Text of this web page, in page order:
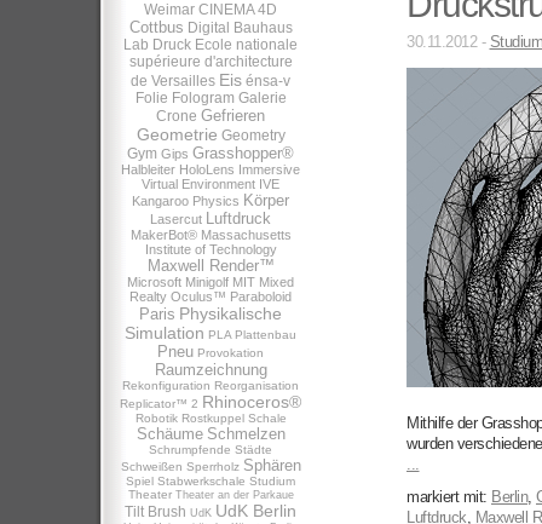
Weimar CINEMA 4D
Cottbus Digital Bauhaus
Lab Druck Ecole nationale
supérieure d'architecture
de Versailles Eis énsa-v
Folie Fologram Galerie
Crone Gefrieren
Geometrie Geometry
Gym Gips Grasshopper®
Halbleiter HoloLens Immersive
Virtual Environment IVE
Kangaroo Physics Körper
Lasercut Luftdruck
MakerBot® Massachusetts
Institute of Technology
Maxwell Render™
Microsoft Minigolf MIT Mixed
Realty Oculus™ Paraboloid
Paris Physikalische
Simulation PLA Plattenbau
Pneu Provokation
Raumzeichnung
Rekonfiguration Reorganisation
Replicator™ 2 Rhinoceros®
Robotik Rostkuppel Schale
Schäume Schmelzen
Schrumpfende Städte
Schweißen Sperrholz Sphären
Spiel Stabwerkschale Studium
Theater Theater an der Parkaue
Tilt Brush UdK UdK Berlin
30.11.2012 - Studium
Mithilfe der
wurden
...
markiert mit: Berlin,
Luftdruck, Maxwell